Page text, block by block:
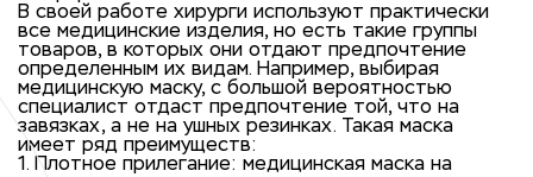
В своей работе хирурги используют практически
все медицинские изделия, но есть такие группы
товаров, в которых они отдают предпочтение
определенным их видам. Например, выбирая
медицинскую маску, с большой вероятностью
специалист отдаст предпочтение той, что на
завязках, а не на ушных резинках. Такая маска
имеет ряд преимуществ:
1. Плотное прилегание: медицинская маска на